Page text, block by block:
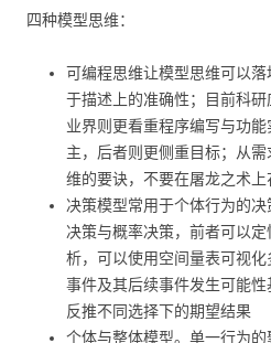
四种模型思维：
可编程思维让模型思维可以
于描述上的准确性；目前科
业界则更看重程序编写与功
主，后者则更侧重目标；从
维的要诀，不要在屠龙之术上
决策模型常用于个体行为的
决策与概率决策，前者可以
析，可以使用空间量表可视
事件及其后续事件发生可能
反推不同选择下的期望结果
个体与整体模型。单一行为